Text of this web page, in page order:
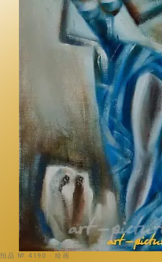
拍品 № 4190 · 绘画